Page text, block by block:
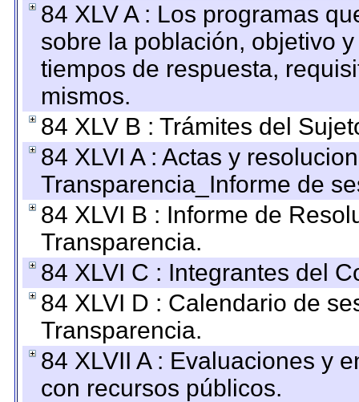
84 XLV A : Los programas
sobre la población, objetivo
tiempos de respuesta,
mismos.
84 XLV B : Trámites del
84 XLVI A : Actas y
Transparencia_Informe de
84 XLVI B : Informe de
Transparencia.
84 XLVI C : Integrantes del
84 XLVI D : Calendario de
Transparencia.
84 XLVII A : Evaluaciones y
con recursos públicos.